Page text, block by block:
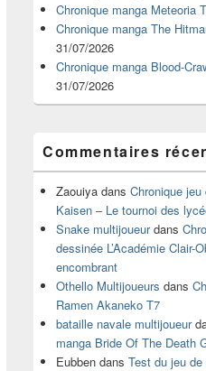
barre
latérale
Chronique manga Meteoria
Chronique manga The
31/07/2026
Chronique manga Blood-
31/07/2026
Commentaires
Zaouiya dans Chronique
Kaisen – Le tournoi des
Snake multijoueurdans
dessinée L’Académie Clair-
encombrant
Othello Multijoueurs dans
Ramen Akaneko T7
bataille navale multijoueur
manga Bride Of The Death
Eubben dans Test du jeu